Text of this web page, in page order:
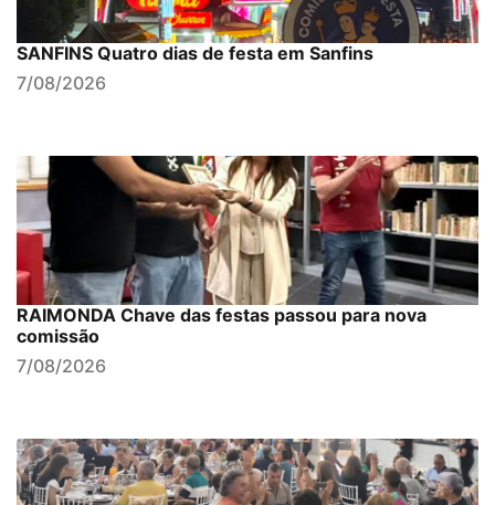
SANFINS Quatro dias de festa em Sanfins
7/08/2026
RAIMONDA Chave das festas passou para nova
comissão
7/08/2026